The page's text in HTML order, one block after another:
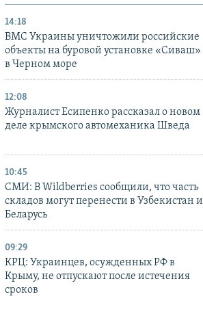
14:18
ВМС Украины уничтожили российские
объекты на буровой установке «Сиваш»
в Черном море
12:08
Журналист Есипенко рассказал о новом
деле крымского автомеханика Шведа
10:45
СМИ: В Wildberries сообщили, что часть
складов могут перенести в Узбекистан и
Беларусь
09:29
КРЦ: Украинцев, осужденных РФ в
Крыму, не отпускают после истечения
сроков